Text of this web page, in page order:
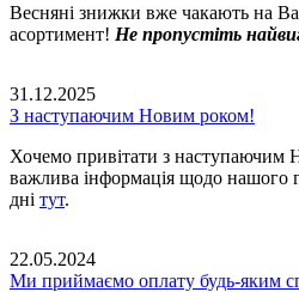
Весняні знижки вже чакають на
асортимент! Не пропустіть
31.12.2025
З наступаючим Новим роком!
Хочемо привітати з
важлива інформація щодо нашого
дні тут.
22.05.2024
Ми приймаємо оплату будь-яким